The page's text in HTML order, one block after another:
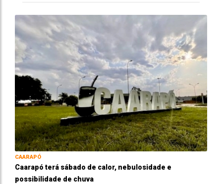
CAARAPÓ
Caarapó terá sábado de calor, nebulosidade e
possibilidade de chuva